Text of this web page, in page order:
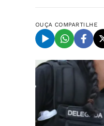
OUÇA COMPARTILHE